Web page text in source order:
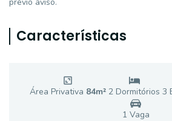
Características
Área Privativa 84m² 2 Dormitórios 3
1 Vaga